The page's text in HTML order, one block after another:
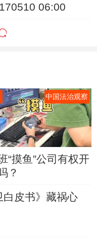
06:00
中国法治观察
“摸鱼”公司有权开
？
白皮书》藏祸心